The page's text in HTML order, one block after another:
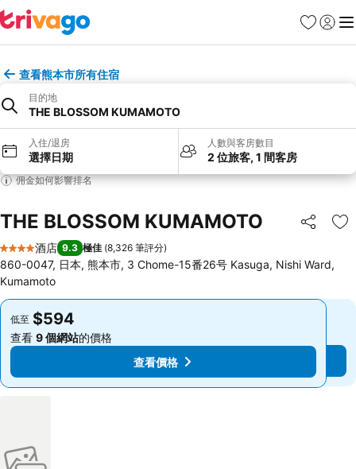
收藏夾
登入 選
查看熊本市所有住宿
目的地
THE BLOSSOM KUMAMOTO
入住/退房
選擇日期
人數與客房數目
2 位旅客, 1 間客房
佣金如何影響排名
THE BLOSSOM KUMAMOTO 分享
放
4 星級
酒店 9.3 極佳 (8,326 筆評分)
860-0047, 日本, 熊本市, 3 Chome-15番26号 Kasuga, Nishi Ward,
Kumamoto
低至 $594
查看 9 個網站的價格
查看價格
低至 $594
查看 9 個網站的價格
查看價格